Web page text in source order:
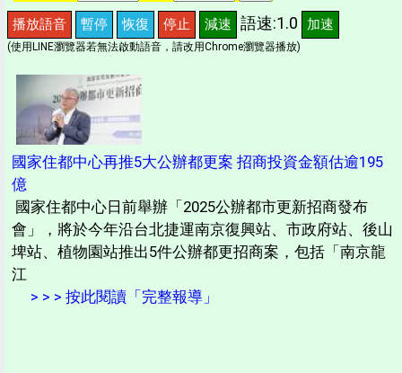
播放語音 暫停 恢復 停止 減速 語速:1.0 加速
(使用LINE瀏覽器若無法啟動語音，請改用Chrome瀏覽器播放)
國家住都中心再推5大公辦都更案 招商投資金額估逾195
億
國家住都中心日前舉辦「2025公辦都市更新招商發布
會」，將於今年沿台北捷運南京復興站、市政府站、後山
埤站、植物園站推出5件公辦都更招商案，包括「南京龍
江
> > > 按此閱讀「完整報導」